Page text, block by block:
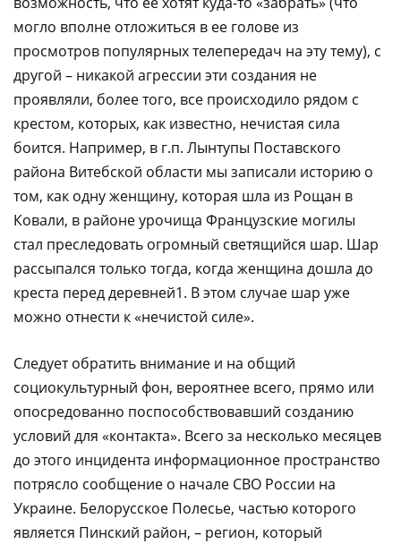
могло вполне отложиться в ее голове из
просмотров популярных телепередач на эту тему), с
другой – никакой агрессии эти создания не
проявляли, более того, все происходило рядом с
крестом, которых, как известно, нечистая сила
боится. Например, в г.п. Лынтупы Поставского
района Витебской области мы записали историю о
том, как одну женщину, которая шла из Рощан в
Ковали, в районе урочища Французские могилы
стал преследовать огромный светящийся шар. Шар
рассыпался только тогда, когда женщина дошла до
креста перед деревней1. В этом случае шар уже
можно отнести к «нечистой силе».
Следует обратить внимание и на общий
социокультурный фон, вероятнее всего, прямо или
опосредованно поспособствовавший созданию
условий для «контакта». Всего за несколько месяцев
до этого инцидента информационное пространство
потрясло сообщение о начале СВО России на
Украине. Белорусское Полесье, частью которого
является Пинский район, – регион, который